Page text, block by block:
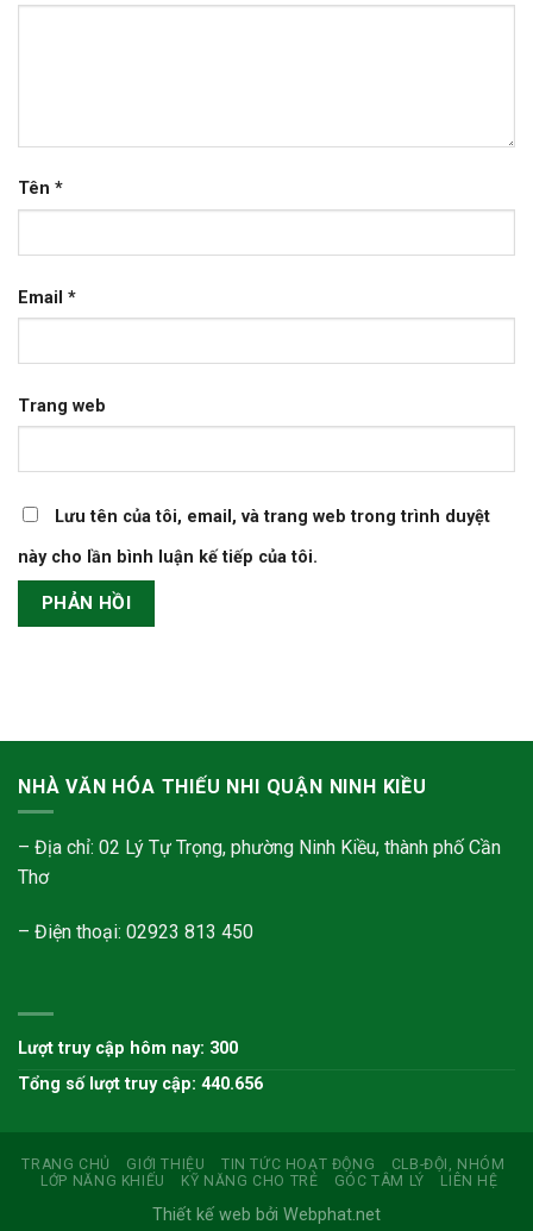
Tên *
Email *
Trang web
Lưu tên của tôi, email, và trang web trong trình duyệt
này cho lần bình luận kế tiếp của tôi.
NHÀ VĂN HÓA THIẾU NHI QUẬN NINH KIỀU
– Địa chỉ: 02 Lý Tự Trọng, phường Ninh Kiều, thành phố Cần
Thơ
– Điện thoại: 02923 813 450
Lượt truy cập hôm nay: 300
Tổng số lượt truy cập: 440.656
TRANG CHỦ GIỚI THIỆU TIN TỨC HOẠT ĐỘNG
CLB-ĐỘI, NHÓM
LỚP NĂNG KHIẾU
KỸ NĂNG CHO TRẺ GÓC TÂM LÝ LIÊN HỆ
Thiết kế web bởi Webphat.net